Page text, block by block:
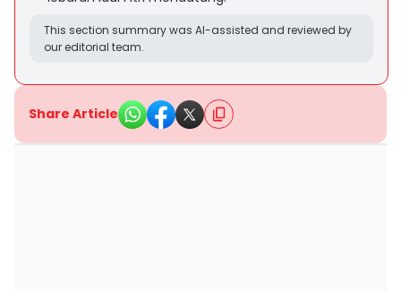
This section summary was AI-assisted and reviewed by
our editorial team.
Share Article